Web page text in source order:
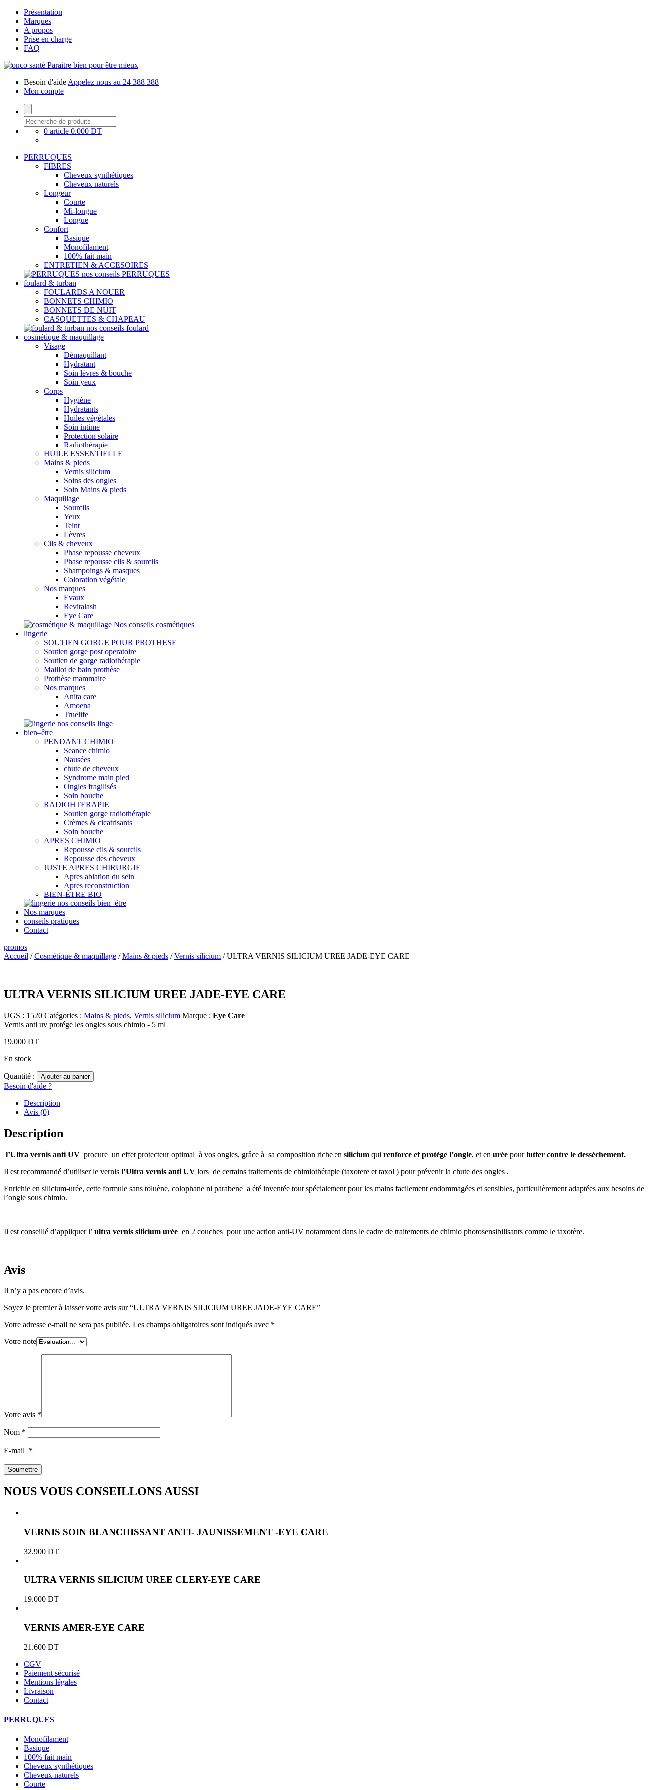
Présentation
Marques
A propos
Prise en charge
FAQ
Paraitre bien pour être mieux
Besoin d'aide Appelez nous au 24 388 388
Mon compte
0 article 0.000 DT
PERRUQUES
FIBRES
Cheveux synthétiques
Cheveux naturels
Longeur
Courte
Mi-longue
Longue
Confort
Basique
Monofilament
100% fait main
ENTRETIEN & ACCESOIRES
nos conseils PERRUQUES
foulard & turban
FOULARDS A NOUER
BONNETS CHIMIO
BONNETS DE NUIT
CASQUETTES & CHAPEAU
nos conseils foulard
cosmétique & maquillage
Visage
Démaquillant
Hydratant
Soin lèvres & bouche
Soin yeux
Corps
Hygiène
Hydratants
Huiles végétales
Soin intime
Protection solaire
Radiothérapie
HUILE ESSENTIELLE
Mains & pieds
Vernis silicium
Soins des ongles
Soin Mains & pieds
Maquillage
Sourcils
Yeux
Teint
Lèvres
Cils & cheveux
Phase repousse cheveux
Phase repousse cils & sourcils
Shampoings & masques
Coloration végétale
Nos marques
Evaux
Revitalash
Eye Care
Nos conseils cosmétiques
lingerie
SOUTIEN GORGE POUR PROTHESE
Soutien gorge post operatoire
Soutien de gorge radiothérapie
Maillot de bain prothèse
Prothèse mammaire
Nos marques
Anita care
Amoena
Truelife
nos conseils linge
bien–être
PENDANT CHIMIO
Seance chimio
Nausées
chute de cheveux
Syndrome main pied
Ongles fragilisés
Soin bouche
RADIOHTERAPIE
Soutien gorge radiothérapie
Crèmes & cicatrisants
Soin bouche
APRES CHIMIO
Repousse cils & sourcils
Repousse des cheveux
JUSTE APRES CHIRURGIE
Apres ablation du sein
Apres reconstruction
BIEN-ÊTRE BIO
nos conseils bien–être
Nos marques
conseils pratiques
Contact
promos
Accueil /Cosmétique & maquillage /Mains & pieds /Vernis silicium / ULTRA VERNIS SILICIUM UREE JADE-EYE CARE
ULTRA VERNIS SILICIUM UREE JADE-EYE CARE
UGS : 1520 Catégories : Mains & pieds, Vernis silicium Marque : Eye Care
Vernis anti uv protége les ongles sous chimio - 5 ml
19.000 DT
En stock
Quantité : Ajouter au panier
Besoin d'aide ?
Description
Avis (0)
Description
l’Ultra vernis anti UV procure un effet protecteur optimal à vos ongles, grâce à sa composition riche en silicium qui renforce et protège l’ongle, et en urée pourlutter contre le desséchement.
Il est recommandé d’utiliser le vernis l’Ultra vernis anti UV lors de certains traitements de chimiothérapie (taxotere et taxol ) pour prévenir la chute des ongles .
Enrichie en silicium-urée, cette formule sans toluène, colophane ni parabene a été inventée tout spécialement pour les mains facilement endommagées et sensibles, particulièrement adaptées aux besoins de
l’ongle sous chimio.
Il est conseillé d’appliquer l’ ultra vernis silicium urée en 2 couches pour une action anti-UV notamment dans le cadre de traitements de chimio photosensibilisants comme le taxotère.
Avis
Il n’y a pas encore d’avis.
Soyez le premier à laisser votre avis sur “ULTRA VERNIS SILICIUM UREE JADE-EYE CARE”
Votre adresse e-mail ne sera pas publiée. Les champs obligatoires sont indiqués avec *
Votre note
Votre avis *
Nom *
E-mail *
NOUS VOUS CONSEILLONS AUSSI
VERNIS SOIN BLANCHISSANT ANTI- JAUNISSEMENT -EYE CARE
32.900 DT
ULTRA VERNIS SILICIUM UREE CLERY-EYE CARE
19.000 DT
VERNIS AMER-EYE CARE
21.600 DT
CGV
Paiement sécurisé
Mentions légales
Livraison
Contact
PERRUQUES
Monofilament
Basique
100% fait main
Cheveux synthétiques
Cheveux naturels
Courte